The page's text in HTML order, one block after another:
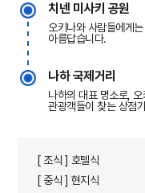
치넨 미사키 공원
오키나와 사람들에게
아름답습니다.
나하 국제거리
나하의 대표 명소로,
관광객들이 찾는 상점
[ 조식 ] 호텔식
[ 중식 ] 현지식